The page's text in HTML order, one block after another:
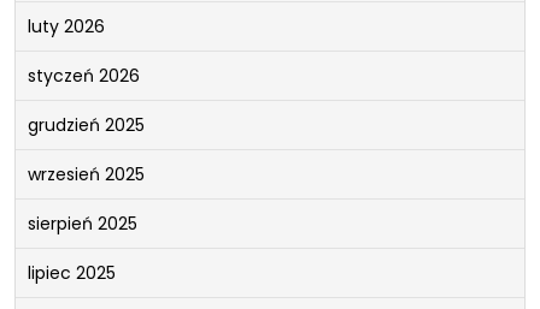
luty 2026
styczeń 2026
grudzień 2025
wrzesień 2025
sierpień 2025
lipiec 2025